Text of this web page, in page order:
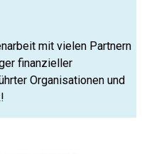
mit vielen Partnern
finanzieller
Organisationen und